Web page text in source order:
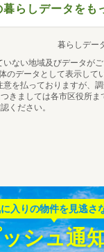
暮らしデータをも
暮らしデー
ない地域及びデータが
のデータとして表示して
を払っておりますが、
きましては各市区役所ま
ください。
入りの物件を見逃さ
シュ通